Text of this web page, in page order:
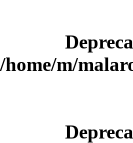
/home/m/